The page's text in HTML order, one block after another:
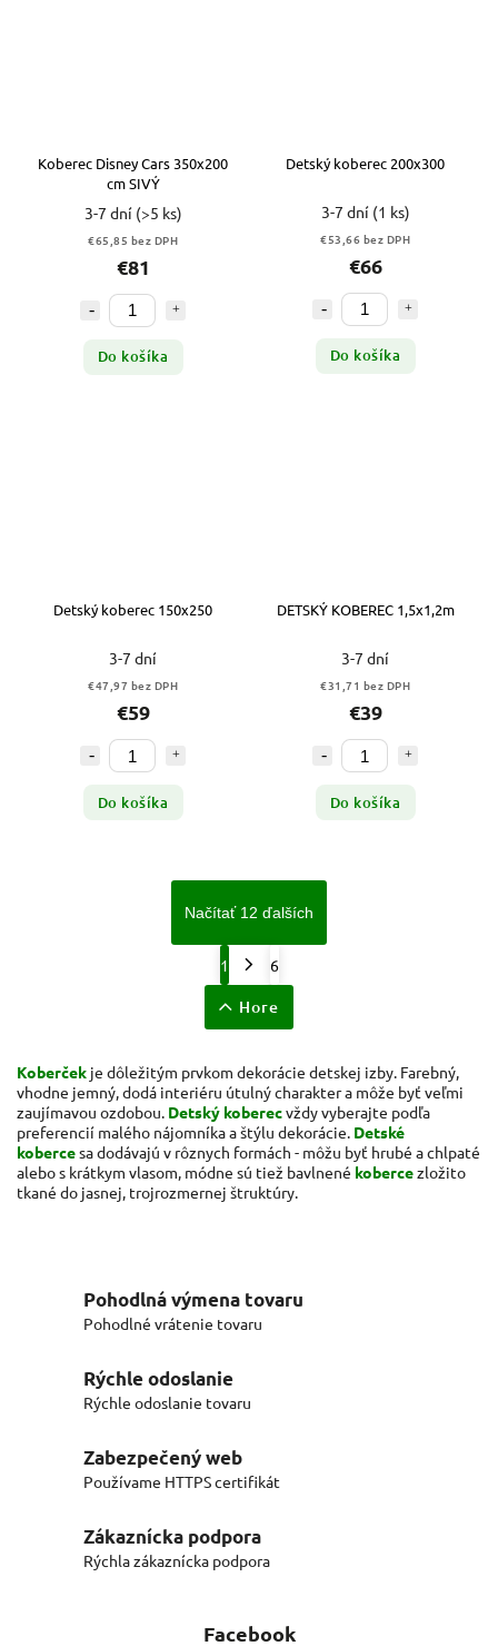
Koberec Disney Cars 350x200
cm SIVÝ
3-7 dní (>5 ks)
€65,85 bez DPH
€81
Do košíka
Detský koberec 200x300
3-7 dní (1 ks)
€53,66 bez DPH
€66
Do košíka
Detský koberec 150x250
3-7 dní
€47,97 bez DPH
€59
Do košíka
DETSKÝ KOBEREC 1,5x1,2m
3-7 dní
€31,71 bez DPH
€39
Do košíka
Načítať 12 ďalších
1 6
Hore
Koberček je dôležitým prvkom dekorácie detskej izby. Farebný,
vhodne jemný, dodá interiéru útulný charakter a môže byť veľmi
zaujímavou ozdobou. Detský koberecvždy vyberajte podľa
preferencií malého nájomníka a štýlu dekorácie. Detské
kobercesa dodávajú v rôznych formách - môžu byť hrubé a chlpaté
alebo s krátkym vlasom, módne sú tiež bavlnené kobercezložito
tkané do jasnej, trojrozmernej štruktúry.
Pohodlná výmena tovaru
Pohodlné vrátenie tovaru
Rýchle odoslanie
Rýchle odoslanie tovaru
Zabezpečený web
Používame HTTPS certifikát
Zákaznícka podpora
Rýchla zákaznícka podpora
Facebook